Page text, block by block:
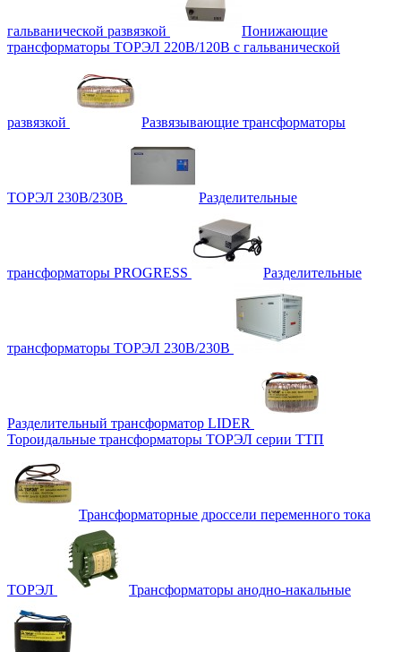
гальванической развязкой
Понижающие
трансформаторы ТОРЭЛ 220В/120В с гальванической
развязкой Развязывающие трансформаторы
ТОРЭЛ 230В/230В Разделительные
трансформаторы PROGRESS Разделительные
трансформаторы ТОРЭЛ 230В/230В
Разделительный трансформатор LIDER
Тороидальные трансформаторы ТОРЭЛ серии ТТП
Трансформаторные дроссели переменного тока
ТОРЭЛ Трансформаторы анодно-накальные